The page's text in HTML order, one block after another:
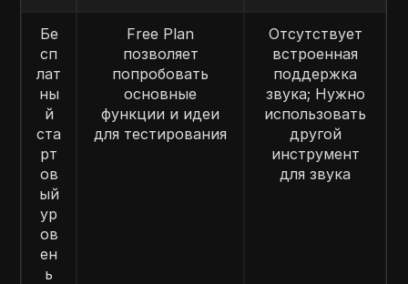
Бе
сп
лат
ны
й
ста
рт
ов
ый
ур
ов
ен
ь
Free Plan
позволяет
попробовать
основные
функции и идеи
для тестирования
Отсутствует
встроенная
поддержка
звука; Нужно
использовать
другой
инструмент
для звука